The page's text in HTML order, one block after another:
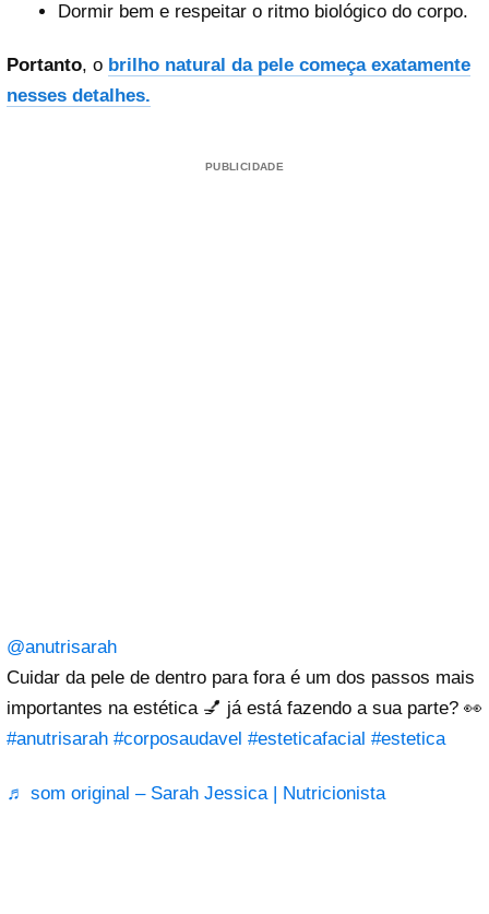
Dormir bem e respeitar o ritmo biológico do corpo.
Portanto, o brilho natural da pele começa exatamente
nesses detalhes.
PUBLICIDADE
@anutrisarah
Cuidar da pele de dentro para fora é um dos passos mais
importantes na estética 💅 já está fazendo a sua parte? 👀
#anutrisarah #corposaudavel #esteticafacial #estetica
♬ som original – Sarah Jessica | Nutricionista